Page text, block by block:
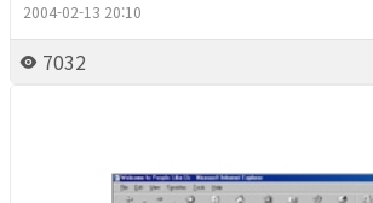
2004-02-13 20:10
7032